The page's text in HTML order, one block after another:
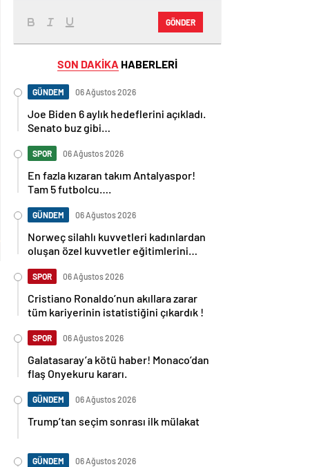
GÖNDER
SON DAKİKA HABERLERİ
GÜNDEM 06 Ağustos 2026
Joe Biden 6 aylık hedeflerini açıkladı.
Senato buz gibi…
SPOR 06 Ağustos 2026
En fazla kızaran takım Antalyaspor!
Tam 5 futbolcu….
GÜNDEM 06 Ağustos 2026
Norweç silahlı kuvvetleri kadınlardan
oluşan özel kuvvetler eğitimlerini
SPOR 06 Ağustos 2026
Cristiano Ronaldo’nun akıllara zarar
tüm kariyerinin istatistiğini çıkardık !
SPOR 06 Ağustos 2026
Galatasaray’a kötü haber! Monaco’dan
flaş Onyekuru kararı.
GÜNDEM 06 Ağustos 2026
Trump’tan seçim sonrası ilk mülakat
GÜNDEM 06 Ağustos 2026